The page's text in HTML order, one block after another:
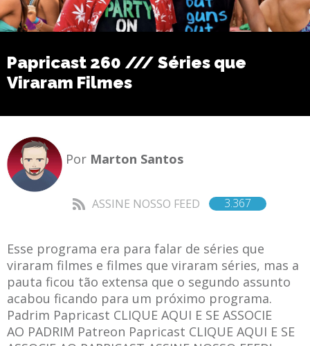
Papricast 260 /// Séries que
Viraram Filmes
Por Marton Santos
ASSINE NOSSO FEED 3.367
Esse programa era para falar de séries que
viraram filmes e filmes que viraram séries, mas a
pauta ficou tão extensa que o segundo assunto
acabou ficando para um próximo programa.
Padrim Papricast CLIQUE AQUI E SE ASSOCIE
AO PADRIM Patreon Papricast CLIQUE AQUI E SE